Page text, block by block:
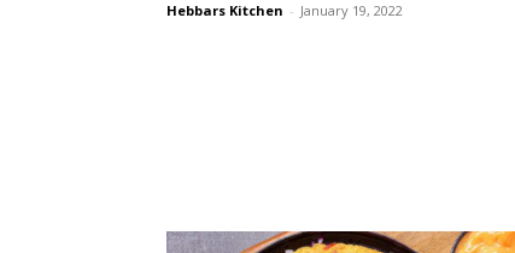
Hebbars Kitchen - January 19, 2022